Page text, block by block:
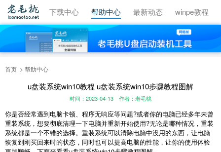
视频教程 下载中心 帮助中心 最新动态 winpe教程
首页 帮助中心
u盘装系统win10教程 u盘装系统win10步骤教程图解
时间：2023-04-13 作者：老毛桃
你是否经常遇到电脑卡顿、程序无响应等问题?或者你的电脑已经多年未曾
重装系统，想要彻底清理一下电脑并重新开始使用?无论是哪种情况，重装
系统都是一个不错的选择。重装系统可以清除电脑中没用的东西，让电脑
恢复到刚买回来时的状态，同时也可以提高电脑的性能，让你的使用体验